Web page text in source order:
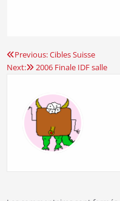
Navigation
l’article
Previous:Cibles Suisse
Next:
2006 Finale IDF salle